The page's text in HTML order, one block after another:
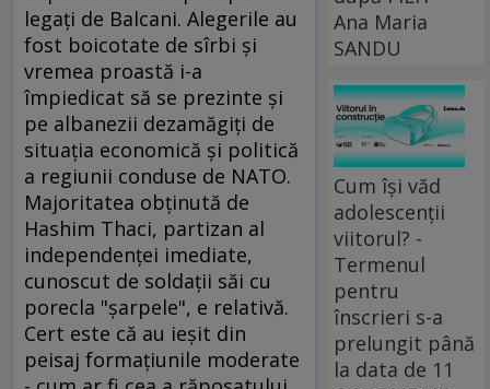
legaţi de Balcani. Alegerile au
fost boicotate de sîrbi şi
vremea proastă i-a
împiedicat să se prezinte şi
pe albanezii dezamăgiţi de
situaţia economică şi politică
a regiunii conduse de NATO.
Majoritatea obţinută de
Hashim Thaci, partizan al
independenţei imediate,
cunoscut de soldaţii săi cu
porecla "şarpele", e relativă.
Cert este că au ieşit din
peisaj formaţiunile moderate
Ana Maria
SANDU
Cum își văd
adolescenții
viitorul? -
Termenul
pentru
înscrieri s-a
prelungit până
la data de 11